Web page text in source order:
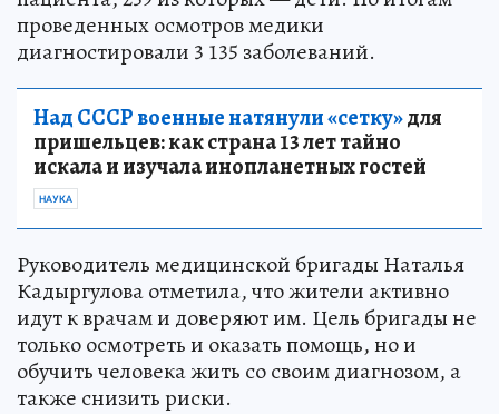
проведенных осмотров медики
диагностировали 3 135 заболеваний.
Над СССР военные натянули «сетку»для
пришельцев: как страна 13 лет тайно
искала и изучала инопланетных гостей
НАУКА
Руководитель медицинской бригады Наталья
Кадыргулова отметила, что жители активно
идут к врачам и доверяют им. Цель бригады не
только осмотреть и оказать помощь, но и
обучить человека жить со своим диагнозом, а
также снизить риски.